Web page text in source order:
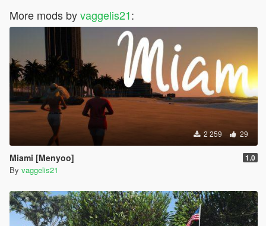
More mods byvaggelis21:
2 259 29
Miami [Menyoo] 1.0
By vaggelis21